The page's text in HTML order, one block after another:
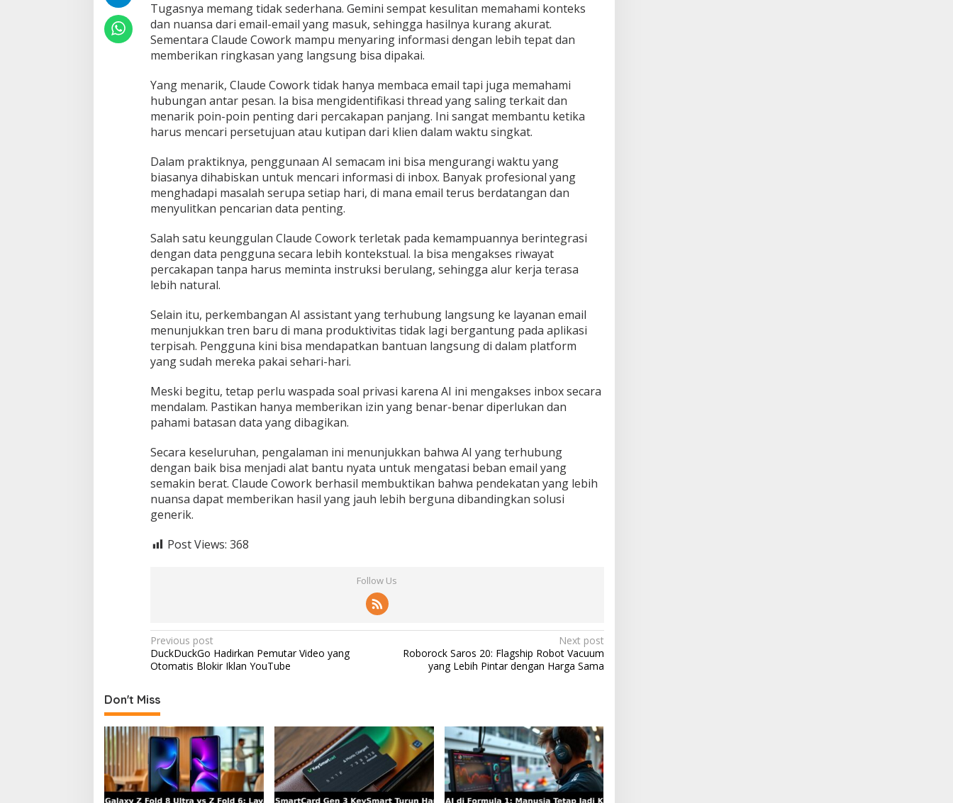
Tugasnya memang tidak sederhana. Gemini sempat kesulitan memahami konteks
dan nuansa dari email-email yang masuk, sehingga hasilnya kurang akurat.
Sementara Claude Cowork mampu menyaring informasi dengan lebih tepat dan
memberikan ringkasan yang langsung bisa dipakai.
Yang menarik, Claude Cowork tidak hanya membaca email tapi juga memahami
hubungan antar pesan. Ia bisa mengidentifikasi thread yang saling terkait dan
menarik poin-poin penting dari percakapan panjang. Ini sangat membantu ketika
harus mencari persetujuan atau kutipan dari klien dalam waktu singkat.
Dalam praktiknya, penggunaan AI semacam ini bisa mengurangi waktu yang
biasanya dihabiskan untuk mencari informasi di inbox. Banyak profesional yang
menghadapi masalah serupa setiap hari, di mana email terus berdatangan dan
menyulitkan pencarian data penting.
Salah satu keunggulan Claude Cowork terletak pada kemampuannya berintegrasi
dengan data pengguna secara lebih kontekstual. Ia bisa mengakses riwayat
percakapan tanpa harus meminta instruksi berulang, sehingga alur kerja terasa
lebih natural.
Selain itu, perkembangan AI assistant yang terhubung langsung ke layanan email
menunjukkan tren baru di mana produktivitas tidak lagi bergantung pada aplikasi
terpisah. Pengguna kini bisa mendapatkan bantuan langsung di dalam platform
yang sudah mereka pakai sehari-hari.
Meski begitu, tetap perlu waspada soal privasi karena AI ini mengakses inbox secara
mendalam. Pastikan hanya memberikan izin yang benar-benar diperlukan dan
pahami batasan data yang dibagikan.
Secara keseluruhan, pengalaman ini menunjukkan bahwa AI yang terhubung
dengan baik bisa menjadi alat bantu nyata untuk mengatasi beban email yang
semakin berat. Claude Cowork berhasil membuktikan bahwa pendekatan yang lebih
nuansa dapat memberikan hasil yang jauh lebih berguna dibandingkan solusi
generik.
Post Views: 368
Follow Us
Post
navigation
Previous post
DuckDuckGo Hadirkan Pemutar Video yang
Otomatis Blokir Iklan YouTube
Next post
Roborock Saros 20: Flagship Robot Vacuum
yang Lebih Pintar dengan Harga Sama
Don't Miss